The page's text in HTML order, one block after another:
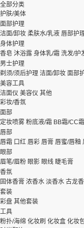
全部分类
护肤/美体
面部护理
洁面/卸妆 柔肤水/乳液 唇部护
身体护理
香皂 沐浴露 身体乳/霜 洗发/护
男士护理
剃须/须后护理 洁面/卸妆 面部
美容工具
洁面仪 美容仪 其他
彩妆/香氛
面部
定妆喷雾 粉底液/霜 BB霜/CC霜
唇部
唇霜 口红 唇彩 唇膏 唇蜜/唇釉
眼部
眉笔/眉粉 眼影 眼线 睫毛膏
香氛
固体香膏 浓香水 淡香水 古龙
套装
彩盘 其他套装
工具
粉扑/海绵 化妆刷 化妆盒 化妆